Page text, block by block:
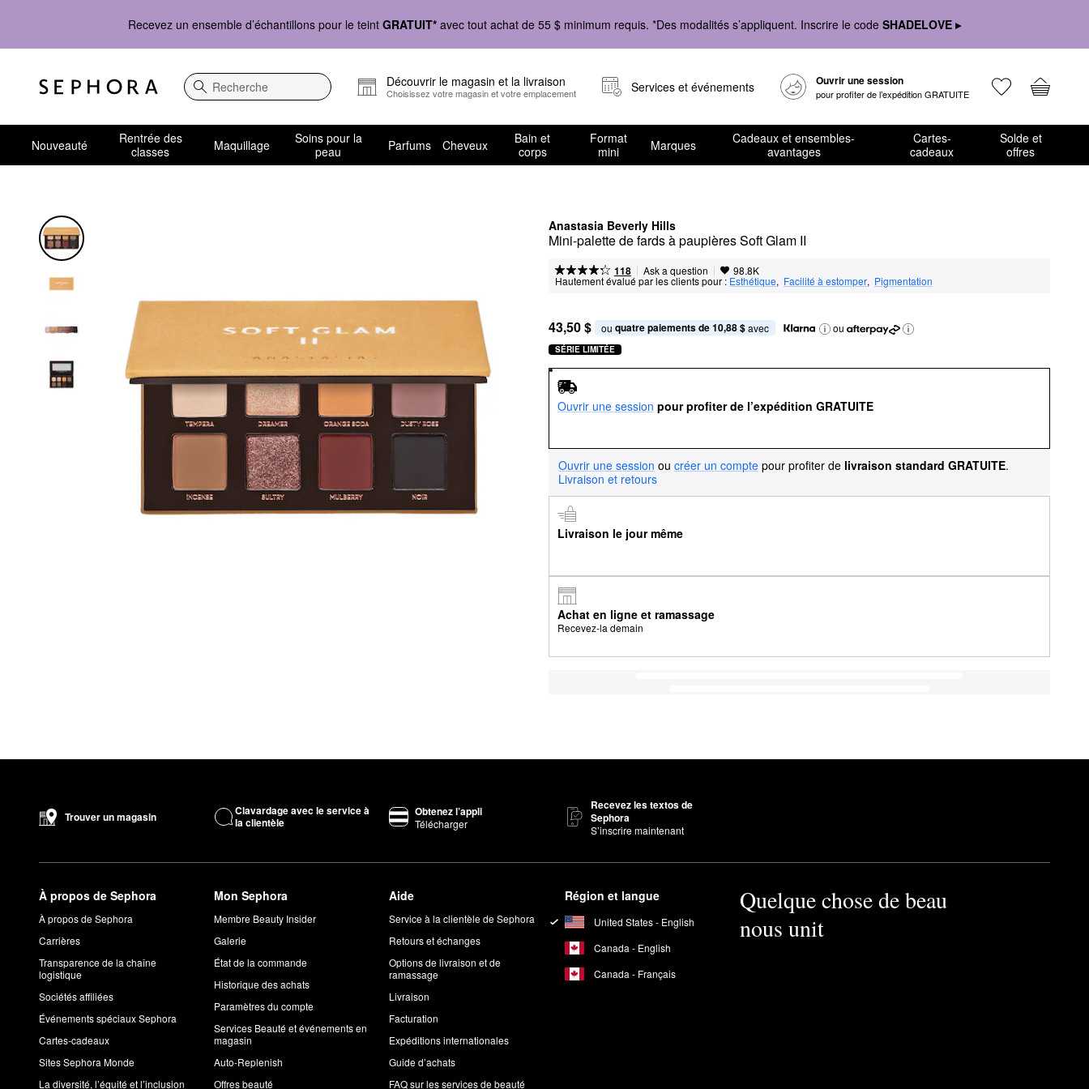
Recevez un ensemble d’échantillons pour le teint GRATUIT* avec tout achat de 55 $ minimum requis. *Des modalités s’appliquent. Inscrire le code SHADELOVE ▸
Recherche
Découvrir le magasin et la livraison
Choisissez votre magasin et votre emplacement Services et événements Ouvrir une session
pour profiter de l’expédition GRATUITE
Nouveauté
Rentrée des
classes
Maquillage
Soins pour la
peau
Parfums Cheveux
Bain et
corps
Format
mini
Marques
Cadeaux et ensembles-
avantages
Cartes-
cadeaux
Solde et
offres
Anastasia Beverly Hills
Mini-palette de fards à paupières Soft Glam II
118 | Ask a question | 98.8K
Hautement évalué par les clients pour : Esthétique, Facilité à estomper, Pigmentation
43,50 $ ou quatre paiements de 10,88 $ avec ou
SÉRIE LIMITÉE
Ouvrir une session pour profiter de l’expédition GRATUITE
Ouvrir une session ou créer un compte pour profiter de livraison standard GRATUITE.
Livraison et retours
Livraison le jour même
Achat en ligne et ramassage
Recevez-la demain
Trouver un magasin
Clavardage avec le service à
la clientèle
Obtenez l’appli
Télécharger
Recevez les textos de
Sephora
S’inscrire maintenant
À propos de Sephora
À propos de Sephora
Carrières
Transparence de la chaîne
logistique
Sociétés affiliées
Événements spéciaux Sephora
Cartes-cadeaux
Sites Sephora Monde
La diversité, l’équité et l’inclusion
Mon Sephora
Membre Beauty Insider
Galerie
État de la commande
Historique des achats
Paramètres du compte
Services Beauté et événements en
magasin
Auto-Replenish
Offres beauté
Aide
Service à la clientèle de Sephora
Retours et échanges
Options de livraison et de
ramassage
Livraison
Facturation
Expéditions internationales
Guide d’achats
FAQ sur les services de beauté
Région et langue
United States - English
Canada - English
Canada - Français
Quelque chose de beau
nous unit